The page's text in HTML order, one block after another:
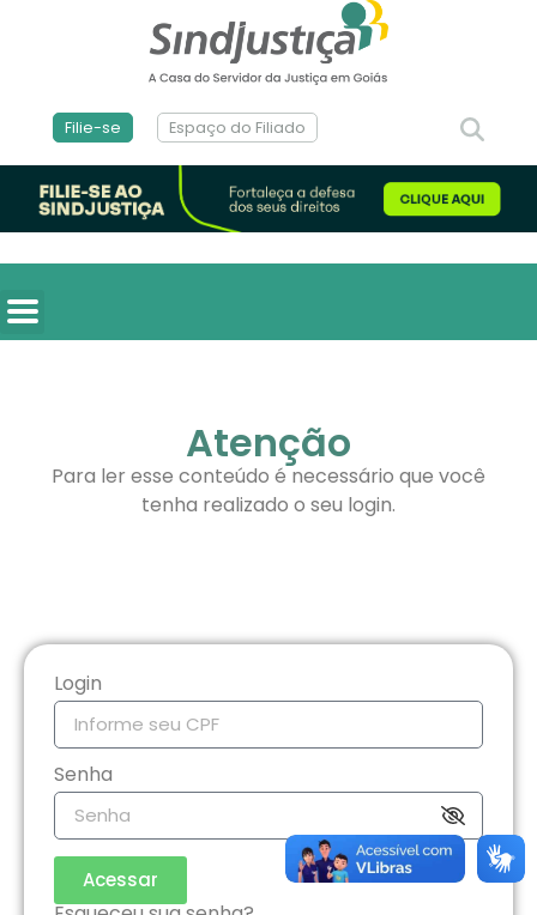
Filie-se Espaço do Filiado
Atenção
Para ler esse conteúdo é necessário que você
tenha realizado o seu login.
Login
Senha
Acessar